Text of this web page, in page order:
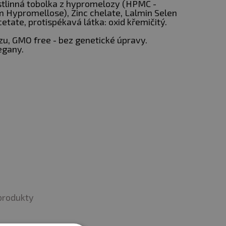
je krmen
tělo tak vzniká lépe
udržení normálního
ochraně buněk před
tobolka z hypromelozy (HPMC -
Hypromellose), Zinc chelate, Lalmin Selen
protispékavá látka: oxid křemičitý.
GMO free - bez genetické úpravy.